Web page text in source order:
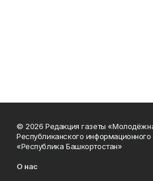
© 2026 Редакция газеты
Республиканского
«Республика Башкортостан»
О нас